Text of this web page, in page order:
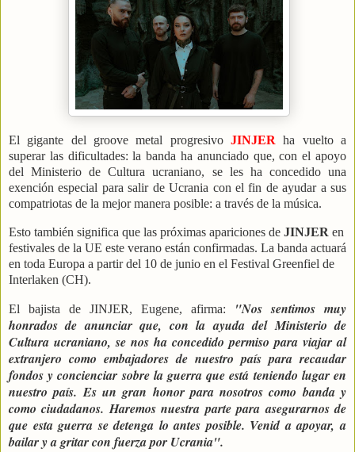
El gigante del groove metal progresivo JINJERha vuelto a
superar las dificultades: la banda ha anunciado que, con el apoyo
del Ministerio de Cultura ucraniano, se les ha concedido una
exención especial para salir de Ucrania con el fin de ayudar a sus
compatriotas de la mejor manera posible: a través de la música.
Esto también significa que las próximas apariciones de JINJER en
festivales de la UE este verano están confirmadas. La banda actuará
en toda Europa a partir del 10 de junio en el Festival Greenfiel de
Interlaken (CH).
El bajista de JINJER, Eugene, afirma:
"Nos sentimos muy
honrados de anunciar que, con la ayuda del Ministerio de
Cultura ucraniano, se nos ha concedido permiso para viajar al
extranjero como embajadores de nuestro país para recaudar
fondos y concienciar sobre la guerra que está teniendo lugar en
nuestro país. Es un gran honor para nosotros como banda y
como ciudadanos. Haremos nuestra parte para asegurarnos de
que esta guerra se detenga lo antes posible. Venid a apoyar, a
bailar y a gritar con fuerza por Ucrania".